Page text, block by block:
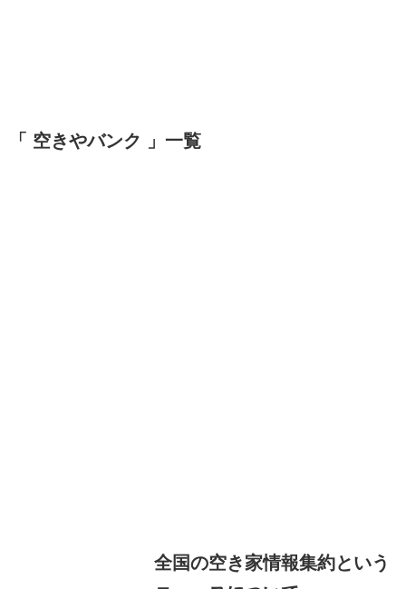
「 空きやバンク 」一覧
全国の空き家情報集約という